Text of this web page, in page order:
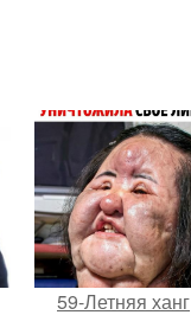
59-Летняя ханг